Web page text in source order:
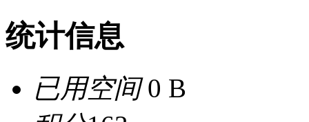
统计信息
已用空间0 B